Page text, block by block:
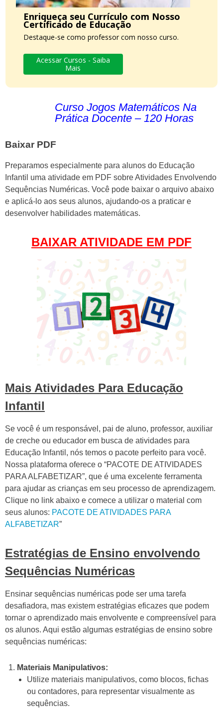
Enriqueça seu Currículo com Nosso
Certificado de Educação
Destaque-se como professor com nosso curso.
Acessar Cursos - Saiba
Mais
Curso Jogos Matemáticos Na
Prática Docente – 120 Horas
Baixar PDF
Preparamos especialmente para alunos do Educação
Infantil uma atividade em PDF sobre Atividades Envolvendo
Sequências Numéricas. Você pode baixar o arquivo abaixo
e aplicá-lo aos seus alunos, ajudando-os a praticar e
desenvolver habilidades matemáticas.
BAIXAR ATIVIDADE EM PDF
Mais Atividades Para Educação
Infantil
Se você é um responsável, pai de aluno, professor, auxiliar
de creche ou educador em busca de atividades para
Educação Infantil, nós temos o pacote perfeito para você.
Nossa plataforma oferece o “PACOTE DE ATIVIDADES
PARA ALFABETIZAR”, que é uma excelente ferramenta
para ajudar as crianças em seu processo de aprendizagem.
Clique no link abaixo e comece a utilizar o material com
seus alunos: PACOTE DE ATIVIDADES PARA
ALFABETIZAR”
Estratégias de Ensino envolvendo
Sequências Numéricas
Ensinar sequências numéricas pode ser uma tarefa
desafiadora, mas existem estratégias eficazes que podem
tornar o aprendizado mais envolvente e compreensível para
os alunos. Aqui estão algumas estratégias de ensino sobre
sequências numéricas:
Materiais Manipulativos:
Utilize materiais manipulativos, como blocos, fichas
ou contadores, para representar visualmente as
sequências.